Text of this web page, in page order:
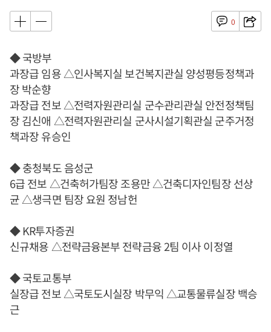
0
◆ 국방부
과장급 임용 △인사복지실 보건복지관실 양성평등정책과
장 박순향
과장급 전보 △전력자원관리실 군수관리관실 안전정책팀
장 김신애 △전력자원관리실 군사시설기획관실 군주거정
책과장 유승인
◆ 충청북도 음성군
6급 전보 △건축허가팀장 조용만 △건축디자인팀장 선상
균 △생극면 팀장 요원 정남헌
◆ KR투자증권
신규채용 △전략금융본부 전략금융 2팀 이사 이정열
◆ 국토교통부
실장급 전보 △국토도시실장 박무익 △교통물류실장 백승
근